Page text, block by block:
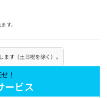
す。
す（土日祝を除く）。
！
ービス